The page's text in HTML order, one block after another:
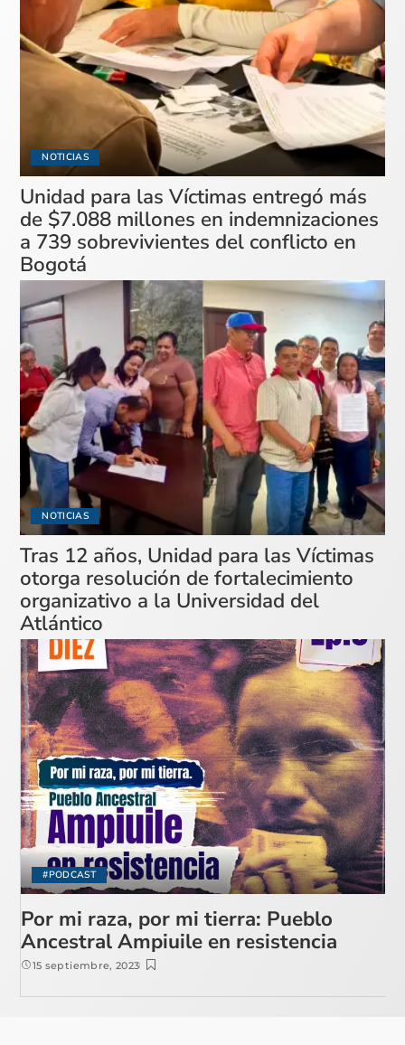
NOTICIAS
Unidad para las Víctimas entregó más
de $7.088 millones en indemnizaciones
a 739 sobrevivientes del conflicto en
Bogotá
NOTICIAS
Tras 12 años, Unidad para las Víctimas
otorga resolución de fortalecimiento
organizativo a la Universidad del
Atlántico
#PODCAST
Por mi raza, por mi tierra: Pueblo
Ancestral Ampiuile en resistencia
15 septiembre, 2023